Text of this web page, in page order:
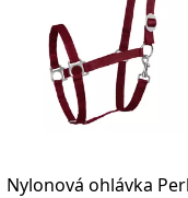
Nylonová ohlávka